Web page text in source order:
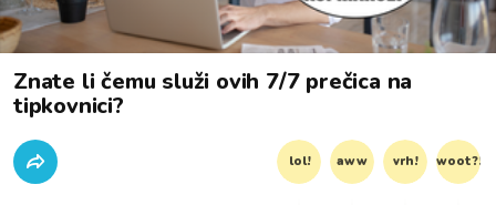
Znate li čemu služi ovih 7/7 prečica na
tipkovnici?
lol! aww vrh! woot?!